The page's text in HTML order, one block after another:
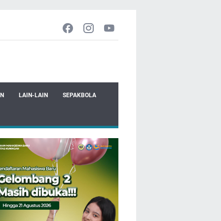
LAIN-LAIN SEPAKBOLA